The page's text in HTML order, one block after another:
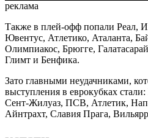
реклама
Также в плей-офф попали Реал,
Ювентус, Атлетико, Аталанта,
Олимпиакос, Брюгге,
Глимт и Бенфика.
Зато главными неудачниками,
выступления в еврокубках
Сент-Жилуаз, ПСВ, Атлетик,
Айнтрахт, Славия Прага,